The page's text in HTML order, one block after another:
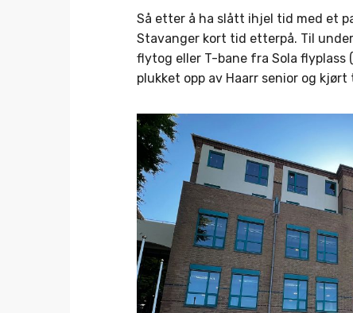
Så etter å ha slått ihjel tid med et
Stavanger kort tid etterpå. Til
flytog eller T-bane fra Sola flyplass
plukket opp av Haarr senior og kjørt